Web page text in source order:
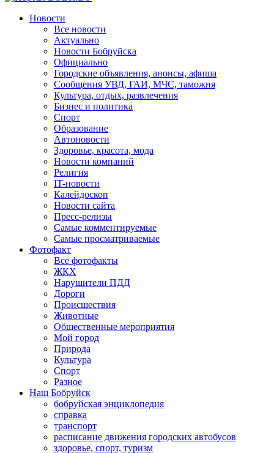
Новости
Все новости
Актуально
Новости Бобруйска
Официально
Городские объявления, анонсы, афиша
Сообщения УВД, ГАИ, МЧС, таможня
Культура, отдых, развлечения
Бизнес и политика
Спорт
Образование
Автоновости
Здоровье, красота, мода
Новости компаний
Религия
IT-новости
Калейдоскоп
Новости сайта
Пресс-релизы
Самые комментируемые
Самые просматриваемые
Фотофакт
Все фотофакты
ЖКХ
Нарушители ПДД
Дороги
Происшествия
Животные
Общественные мероприятия
Мой город
Природа
Культура
Спорт
Разное
Наш Бобруйск
бобруйская энциклопедия
справка
транспорт
расписание движения городских автобусов
здоровье, спорт, туризм